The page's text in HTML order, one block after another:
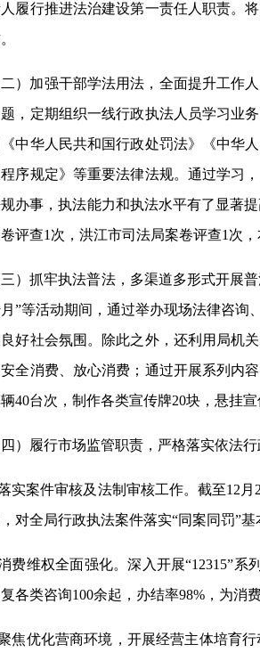
履行推进法治建设第一责任人职责。
二）加强干部学法用法，全面提升工作
，定期组织一线行政执法人员学习业
中华人民共和国行政处罚法》《中华
序规定》等重要法律法规。 通过学习
办事，执法能力和执法水平有了显著
评查1次，洪江市司法局案卷评查1次，
三）抓牢执法普法，多渠道多形式开展
”等活动期间，通过举办现场法律咨询
好社会氛围。除此之外，还利用局机
全消费、放心消费；通过开展系列内
40台次，制作各类宣传牌20块，悬挂
四）履行市场监管职责，严格落实依法行
实案件审核及法制审核工作。截至12
对全局行政执法案件落实“同案同罚”
费维权全面强化。深入开展“12315”
复各类咨询100余起 ，办结率98%，为消
焦优化营商环境，开展经营主体培育